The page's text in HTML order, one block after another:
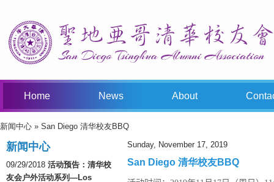
Home News About
You Are Here
新闻中心 » San Diego 清华校友BBQ
新闻中心
09/29/2018 活动预告：清华校
友会户外活动系列—Los
Sunday, November 17, 2019
San Diego 清华校友BBQ